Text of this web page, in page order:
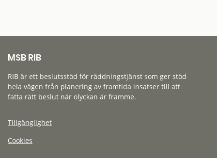
MSB RIB
RIB är ett beslutsstöd för räddningstjänst som ger stöd
hela vägen från planering av framtida insatser till att
fatta rätt beslut när olyckan är framme.
Tillgänglighet
Cookies